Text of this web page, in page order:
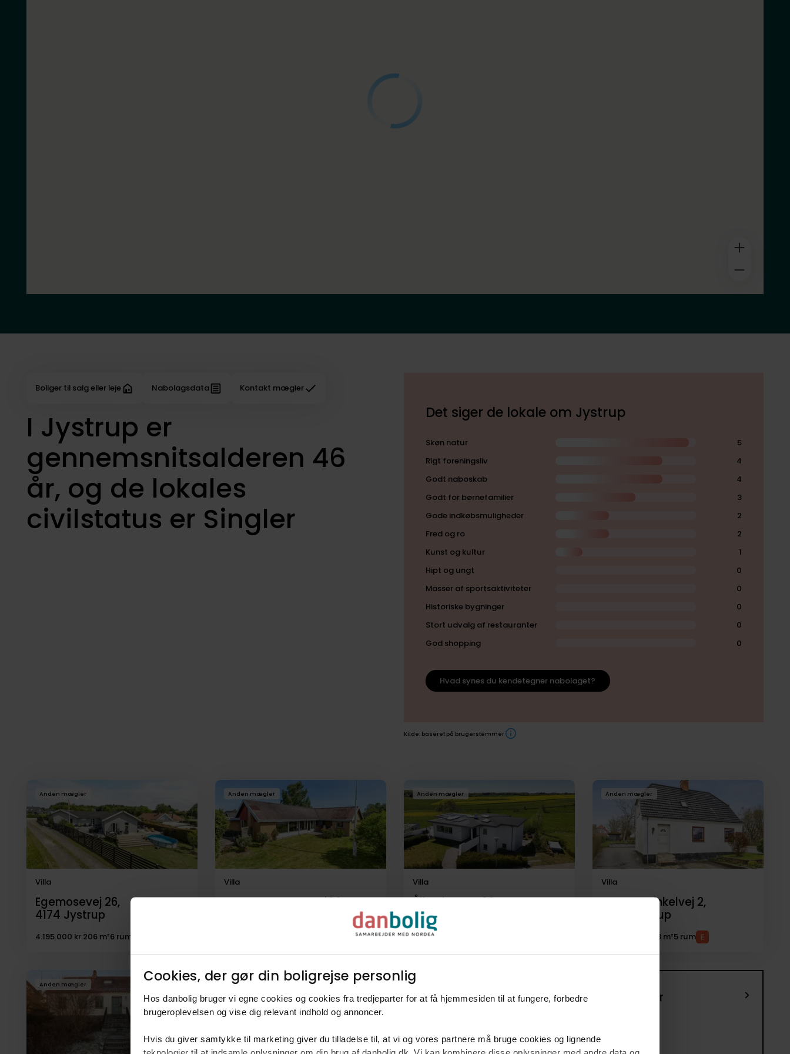
Cookies, der gør din boligrejse personlig​
Hos danbolig bruger vi egne cookies og cookies fra tredjeparter for at få hjemmesiden til at fungere, forbedre
brugeroplevelsen og vise dig relevant indhold og annoncer.​
Hvis du giver samtykke til marketing giver du tilladelse til, at vi og vores partnere må bruge cookies og lignende
Boliger til salg eller leje Nabolagsdata Kontakt mægler
I Jystrup er
gennemsnitsalderen 46
år, og de lokales
civilstatus er Singler
Det siger de lokale om Jystrup
Skøn natur
5
Rigt foreningsliv
4
Godt naboskab
4
Godt for børnefamilier
3
Gode indkøbsmuligheder
2
Fred og ro
2
Kunst og kultur
1
Hipt og ungt
0
Masser af sportsaktiviteter
0
Historiske bygninger
0
Stort udvalg af restauranter
0
God shopping
0
Hvad synes du kendetegner nabolaget?
Kilde: baseret på brugerstemmer
Boliger
til
salg
Anden mægler
Villa
Egemosevej 26,
4174 Jystrup
4.195.000 kr.206 m²6 rum
Anden mægler
Villa
Jystrup Leragervej 14,
Anden mægler
Villa
Ålbæk Huse 20,
4174
6.995.000 kr.
Anden mægler
Villa
Jystrup Vinkelvej 2,
Jystrup
148 m²5 rum
Anden mægler Anden mægler
Villaer